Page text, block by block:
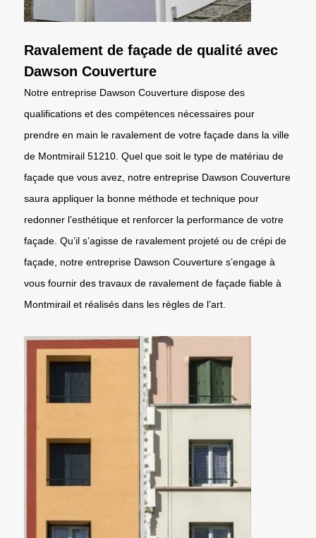
Ravalement de façade de qualité avec
Dawson Couverture
Notre entreprise Dawson Couverture dispose des
qualifications et des compétences nécessaires pour
prendre en main le ravalement de votre façade dans la ville
de Montmirail 51210. Quel que soit le type de matériau de
façade que vous avez, notre entreprise Dawson Couverture
saura appliquer la bonne méthode et technique pour
redonner l’esthétique et renforcer la performance de votre
façade. Qu’il s’agisse de ravalement projeté ou de crépi de
façade, notre entreprise Dawson Couverture s’engage à
vous fournir des travaux de ravalement de façade fiable à
Montmirail et réalisés dans les règles de l’art.